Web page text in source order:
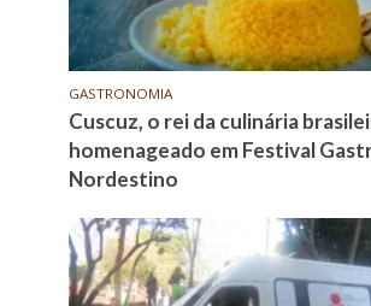
GASTRONOMIA
Cuscuz, o rei da culinária
homenageado em Festival
Nordestino